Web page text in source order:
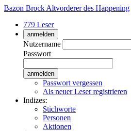
Bazon Brock Altvorderer des Happening
779 Leser
anmelden
Nutzername
Passwort
Passwort vergessen
Als neuer Leser registrieren
Indizes:
Stichworte
Personen
Aktionen